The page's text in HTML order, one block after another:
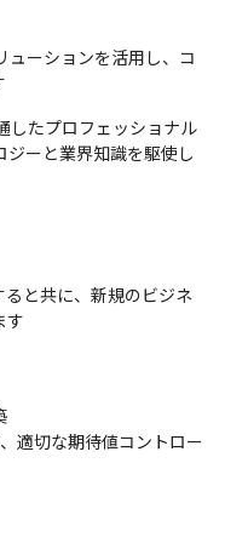
ーションを活用し、コ
したプロフェッショナル
ーと業界知識を駆使し
と共に、新規のビジネ
す
適切な期待値コントロー